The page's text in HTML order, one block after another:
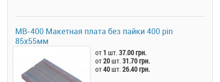
MB-400 Макетная плата без пайки 400 pin
85x55мм
от 1 шт.37.00 грн.
от20шт.31.70 грн.
от40шт.26.40 грн.